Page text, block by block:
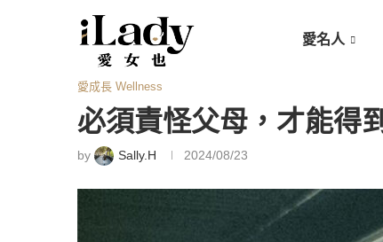
愛名人
愛成長 Wellness
必須責怪父母，才能得
by Sally.H 2024/08/23